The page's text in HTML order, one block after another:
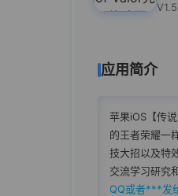
应用简介
苹果iOS【传
的王者荣耀一
技大招以及特
交流学习研究
QQ或者***发